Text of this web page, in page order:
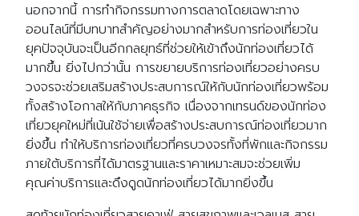
นอกจากนี้ การทำกิจกรรมทางการตลาดโดยเฉพาะทาง
ออนไลน์ที่มีบทบาทสำคัญอย่างมากสำหรับการท่องเที่ยวใน
ยุคปัจจุบันจะเป็นอีกกลยุทธ์ที่ช่วยให้เข้าถึงนักท่องเที่ยวได้
มากขึ้น ยิ่งไปกว่านั้น การขยายบริการท่องเที่ยวอย่างครบ
วงจรจะช่วยเสริมสร้างประสบการณ์ให้กับนักท่องเที่ยวพร้อม
ทั้งสร้างโอกาสให้กับภาคธุรกิจ เนื่องจากเทรนด์ของนักท่อง
เที่ยวยุคใหม่ที่เน้นใช้จ่ายเพื่อสร้างประสบการณ์ท่องเที่ยวมาก
ยิ่งขึ้น ทำให้บริการท่องเที่ยวที่ครบวงจรทั้งที่พักและกิจกรรม
ภายใต้บริการที่ได้มาตรฐานและราคาเหมาะสมจะช่วยเพิ่ม
คุณค่าบริการและดึงดูดนักท่องเที่ยวได้มากยิ่งขึ้น